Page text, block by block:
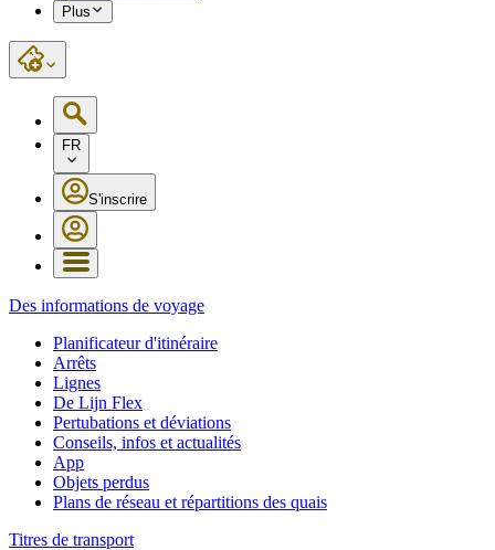
Plus
FR
S'inscrire
Des informations de voyage
Planificateur d'itinéraire
Arrêts
Lignes
De Lijn Flex
Pertubations et déviations
Conseils, infos et actualités
App
Objets perdus
Plans de réseau et répartitions des quais
Titres de transport